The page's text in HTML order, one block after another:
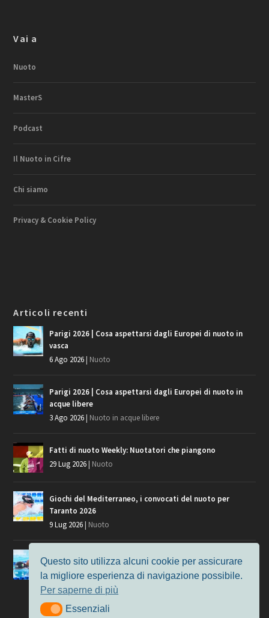
Vai a
Nuoto
MasterS
Podcast
Il Nuoto in Cifre
Chi siamo
Privacy & Cookie Policy
Articoli recenti
Parigi 2026 | Cosa aspettarsi dagli Europei di nuoto in
vasca
6 Ago 2026| Nuoto
Parigi 2026 | Cosa aspettarsi dagli Europei di nuoto in
acque libere
3 Ago 2026| Nuoto in acque libere
Fatti di nuoto Weekly: Nuotatori che piangono
29 Lug 2026| Nuoto
Giochi del Mediterraneo, i convocati del nuoto per
Taranto 2026
9 Lug 2026| Nuoto
Europei di Nuoto Parigi 2026: fra veterani e giovani, chi
7 Lug 2026
Nuoto
Questo sito utilizza alcuni cookie per assicurare
la migliore esperienza di navigazione possibile.
Per saperne di più
EssenzialiEssenziali